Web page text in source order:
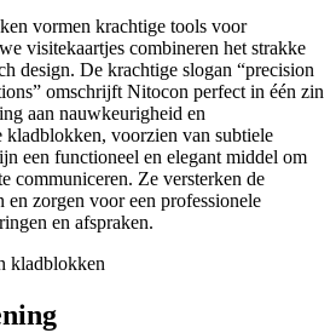
vormen krachtige tools voor
visitekaartjes combineren het strakke
design. De krachtige slogan “precision
omschrijft Nitocon perfect in één zin
aan nauwkeurigheid en
kladblokken, voorzien van subtiele
een functioneel en elegant middel om
communiceren. Ze versterken de
zorgen voor een professionele
en afspraken.